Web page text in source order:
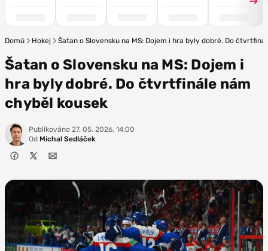
Domů Hokej Šatan o Slovensku na MS: Dojem i hra byly dobré. Do
Šatan o Slovensku na MS: Dojem i
hra byly dobré. Do čtvrtfinále nám
chyběl kousek
Publikováno 27. 05. 2026, 14:00
Od Michal Sedláček